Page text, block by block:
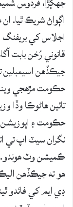
اڳواڻ شريڪ ٿيا.
اجلاس کي بريفنگ
قانوني رُخن بابت
جيڪڏهن اسيمبلين
حڪومت مڙهجي
تائين هاڻوڪا وڏا
حڪومت ۽
نگران سيٽ اپ تي
ڪميشن وٽ
هو ته جيڪڏهن
ڊي ايم کي فائدو